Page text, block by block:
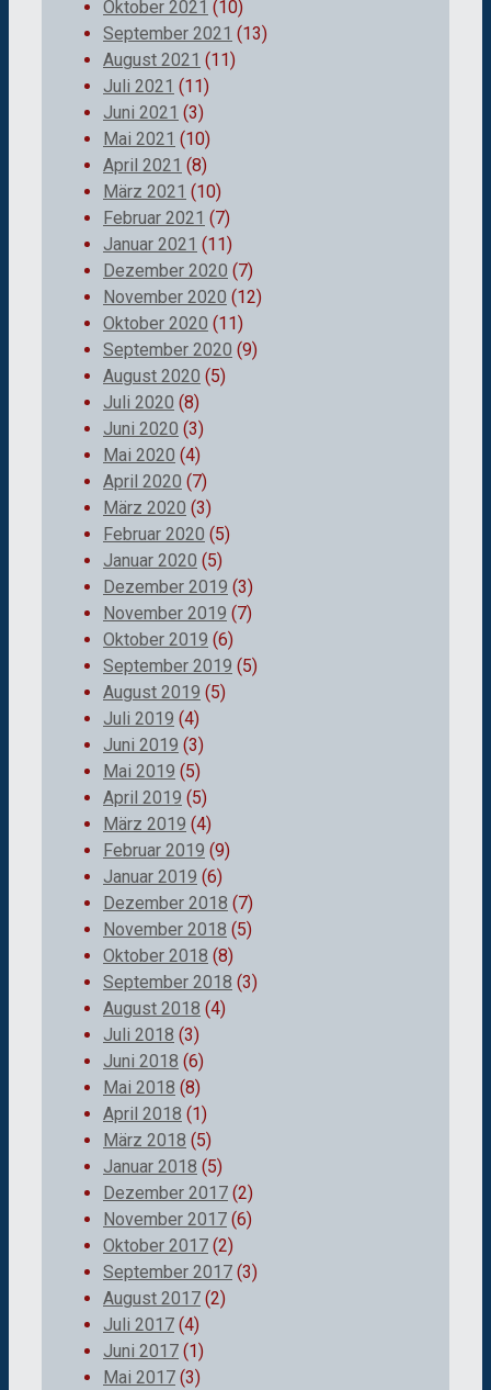
Oktober 2021 (10)
September 2021 (13)
August 2021 (11)
Juli 2021 (11)
Juni 2021 (3)
Mai 2021 (10)
April 2021 (8)
März 2021 (10)
Februar 2021 (7)
Januar 2021 (11)
Dezember 2020 (7)
November 2020 (12)
Oktober 2020 (11)
September 2020 (9)
August 2020 (5)
Juli 2020 (8)
Juni 2020 (3)
Mai 2020 (4)
April 2020 (7)
März 2020 (3)
Februar 2020 (5)
Januar 2020 (5)
Dezember 2019 (3)
November 2019 (7)
Oktober 2019 (6)
September 2019 (5)
August 2019 (5)
Juli 2019 (4)
Juni 2019 (3)
Mai 2019 (5)
April 2019 (5)
März 2019 (4)
Februar 2019 (9)
Januar 2019 (6)
Dezember 2018 (7)
November 2018 (5)
Oktober 2018 (8)
September 2018 (3)
August 2018 (4)
Juli 2018 (3)
Juni 2018 (6)
Mai 2018 (8)
April 2018 (1)
März 2018 (5)
Januar 2018 (5)
Dezember 2017 (2)
November 2017 (6)
Oktober 2017 (2)
September 2017 (3)
August 2017 (2)
Juli 2017 (4)
Juni 2017 (1)
Mai 2017 (3)